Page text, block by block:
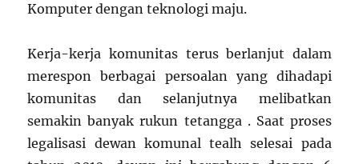
Komputer dengan teknologi maju.
Kerja-kerja komunitas terus berlanjut dalam
merespon berbagai persoalan yang dihadapi
komunitas dan selanjutnya melibatkan
semakin banyak rukun tetangga . Saat proses
legalisasi dewan komunal tealh selesai pada